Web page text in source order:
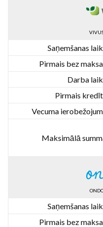
Saņemšanas
Pirmais bez
Darba
Pirmais
Vecuma
Maksimālā
Saņemšanas
Pirmais bez